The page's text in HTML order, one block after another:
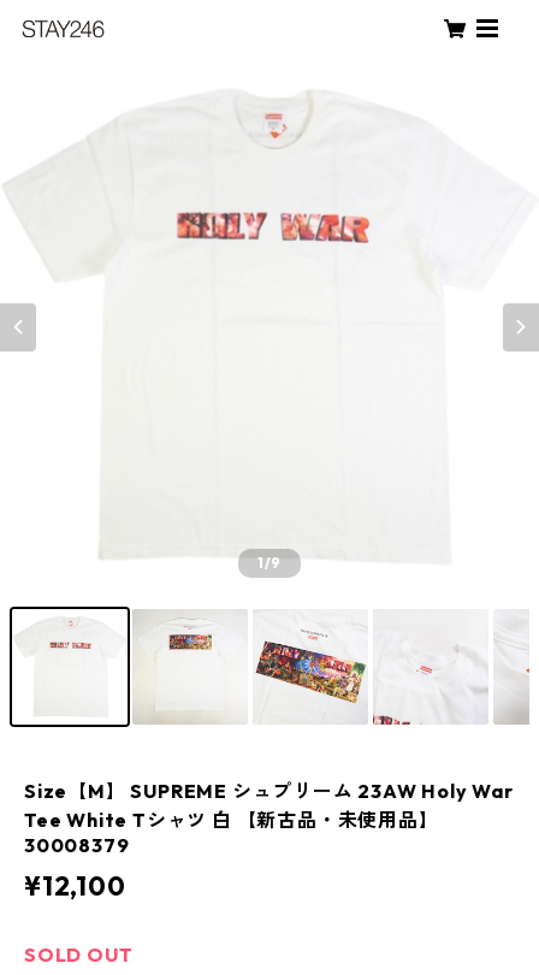
1/9
Size【M】 SUPREME シュプリーム 23AW Holy War
Tee White Tシャツ 白 【新古品・未使用品】
30008379
¥12,100
SOLD OUT